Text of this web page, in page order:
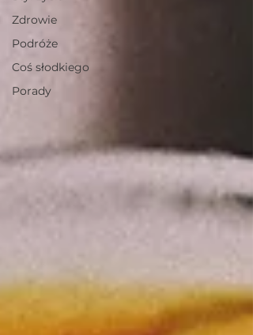
Zdrowie
Podróże
Coś słodkiego
Porady